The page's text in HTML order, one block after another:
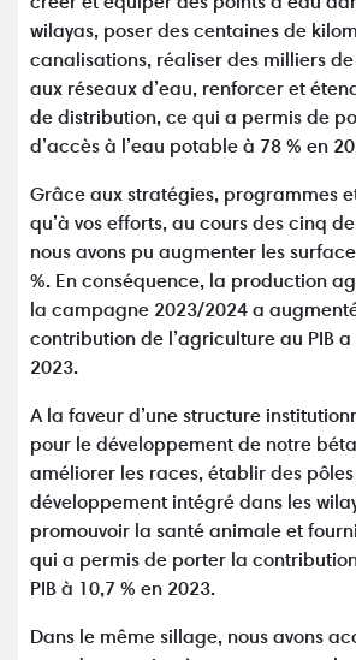
wilayas, poser des centaines de
canalisations, réaliser des milliers
aux réseaux d’eau, renforcer et
de distribution, ce qui a permis de
d’accès à l’eau potable à 78 % en
Grâce aux stratégies, programmes
qu’à vos efforts, au cours des cinq
nous avons pu augmenter les
%. En conséquence, la production
la campagne 2023/2024 a
contribution de l’agriculture au PIB
2023.
A la faveur d’une structure
pour le développement de notre
améliorer les races, établir des
développement intégré dans les
promouvoir la santé animale et
qui a permis de porter la
PIB à 10,7 % en 2023.
Dans le même sillage, nous avons